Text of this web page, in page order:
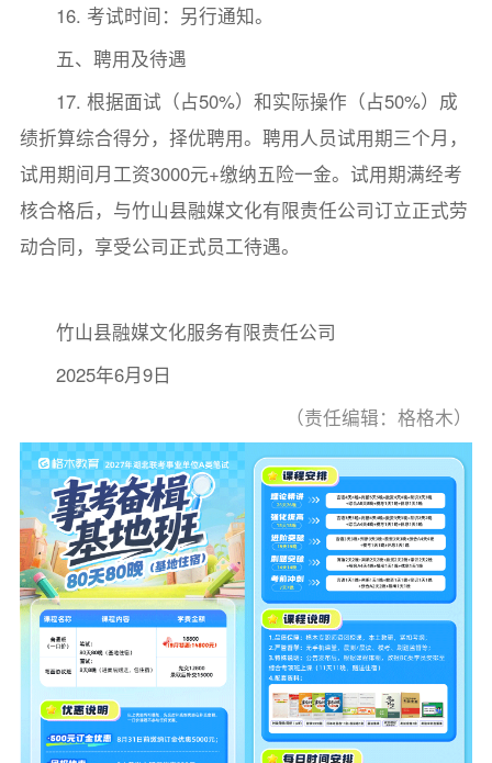
16. 考试时间：另行通知。
五、聘用及待遇
17. 根据面试（占50%）和实际操作（占50%）成
绩折算综合得分，择优聘用。聘用人员试用期三个月，
试用期间月工资3000元+缴纳五险一金。试用期满经考
核合格后，与竹山县融媒文化有限责任公司订立正式劳
动合同，享受公司正式员工待遇。
竹山县融媒文化服务有限责任公司
2025年6月9日
（责任编辑：格格木）